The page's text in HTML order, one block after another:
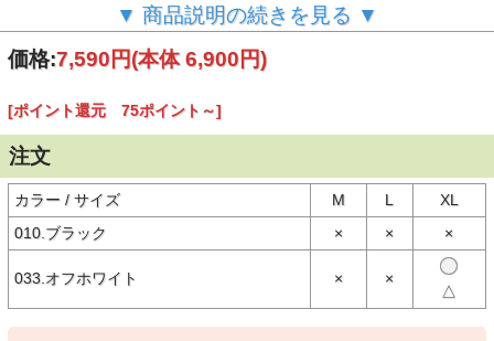
（単位：cm）
【商品説明】
ワッフル素材を使用したAVIREX（アヴィレックス/アビレックス）の
半袖Tシャツ。
アメリカ沿岸警備隊をモチーフにしたデザイン。左胸にシンプルなロ
ゴ、背面にはステンシル風の3段プリントが施されたミリタリーテイ
スト溢れる仕上がり。
▼ 商品説明の続きを見る ▼
価格:7,590円(本体 6,900円)
[ポイント還元 75ポイント～]
注文
カラー / サイズ M L
XL
010.ブラック
× × ×
033.オフホワイト ×
×
△